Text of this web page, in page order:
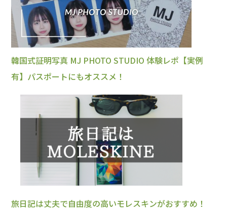
韓国式証明写真 MJ PHOTO STUDIO 体験レポ【実例
有】パスポートにもオススメ！
旅日記は丈夫で自由度の高いモレスキンがおすすめ！